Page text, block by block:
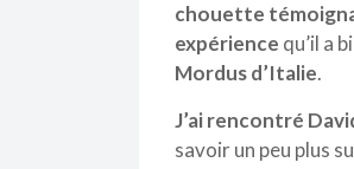
chouette
expérience qu’il a
Mordus d’Italie.
J’ai rencontré
savoir un peu plus